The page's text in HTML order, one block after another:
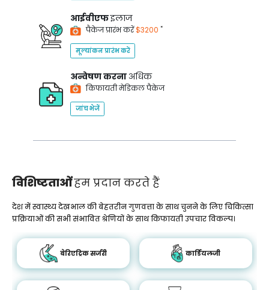
आईवीएफइलाज
पैकेज प्रारंभ करें$3200 *
मूल्यांकन प्रारंभ करें
अन्वेषण करना अधिक
किफायती मेडिकल पैकेज
जांच भेजें
विशिष्टताओंहम प्रदान करते हैं
देश में स्वास्थ्य देखभाल की बेहतरीन गुणवत्ता के साथ चुनने के लिए चिकित्सा
प्रक्रियाओं की सभी संभावित श्रेणियों के साथ किफायती उपचार विकल्प।
बेरिएट्रिक सर्जरी कार्डियलजी